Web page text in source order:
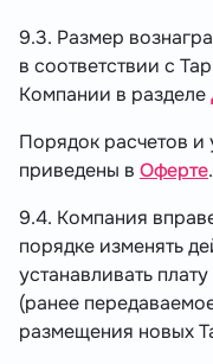
9.3. Размер
в соответствии с
Компании в разделе
Порядок расчетов и
приведены в Оферте.
9.4. Компания
порядке изменять
устанавливать
(ранее
размещения новых